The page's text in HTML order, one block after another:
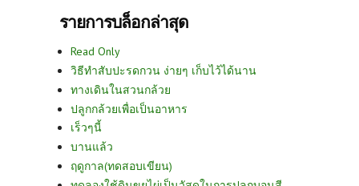
รายการบล็อกล่าสุด
Read Only
วิธีทำสับปะรดกวน ง่ายๆ เก็บไว้ได้นาน
ทางเดินในสวนกล้วย
ปลูกกล้วยเพื่อเป็นอาหาร
เร็วๆนี้
บานแล้ว
ฤดูกาล(ทดสอบเขียน)